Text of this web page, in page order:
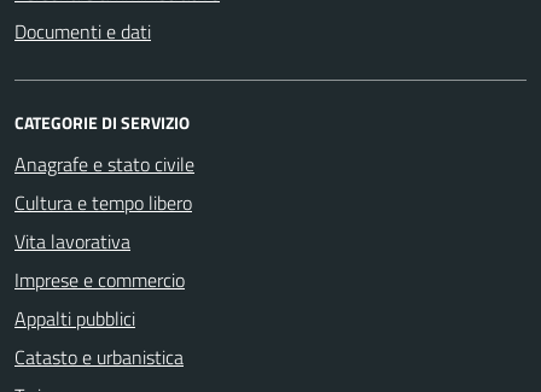
Documenti e dati
CATEGORIE DI SERVIZIO
Anagrafe e stato civile
Cultura e tempo libero
Vita lavorativa
Imprese e commercio
Appalti pubblici
Catasto e urbanistica